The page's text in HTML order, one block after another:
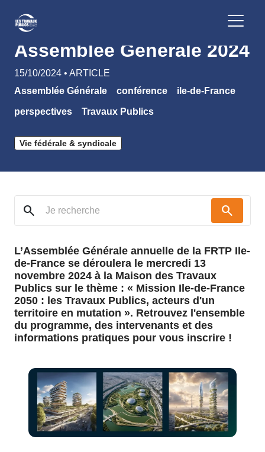
Assemblée Générale 2024
15/10/2024 • ARTICLE
Assemblée Générale
conférence ile-de-France
perspectives Travaux Publics
Vie fédérale & syndicale
search search
L’Assemblée Générale annuelle de la FRTP Ile-
de-France se déroulera le mercredi 13
novembre 2024 à la Maison des Travaux
Publics sur le thème : « Mission Ile-de-France
2050 : les Travaux Publics, acteurs d'un
territoire en mutation ». Retrouvez l'ensemble
du programme, des intervenants et des
informations pratiques pour vous inscrire !